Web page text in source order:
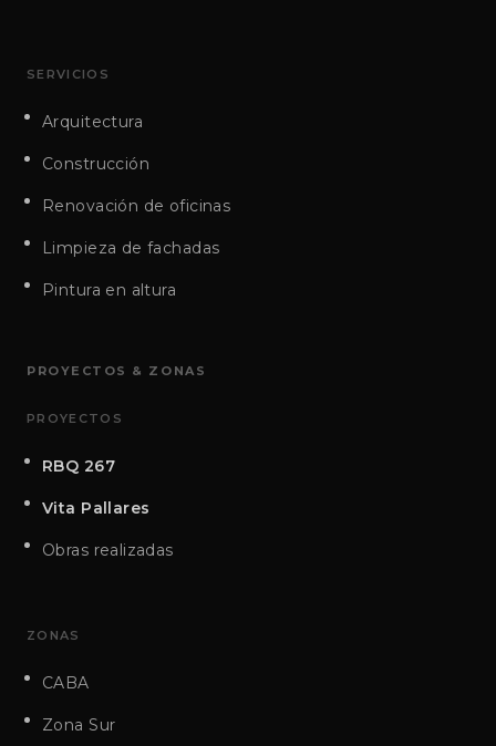
SERVICIOS
Arquitectura
Construcción
Renovación de oficinas
Limpieza de fachadas
Pintura en altura
PROYECTOS & ZONAS
PROYECTOS
RBQ 267
Vita Pallares
Obras realizadas
ZONAS
CABA
Zona Sur